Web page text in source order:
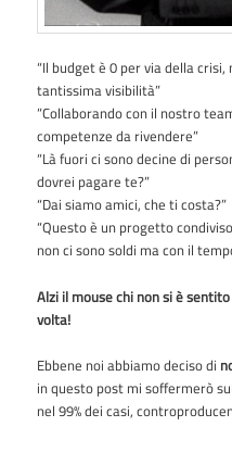
“Il budget è 0 per via della
tantissima visibilità”
”Collaborando con il nostro
competenze da rivendere”
“Là fuori ci sono decine di
dovrei pagare te?”
“Dai siamo amici, che ti costa?”
“Questo è un progetto
non ci sono soldi ma con il
Alzi il mouse chi non si è
volta!
Ebbene noi abbiamo deciso di
in questo post mi soffermerò
nel 99% dei casi,